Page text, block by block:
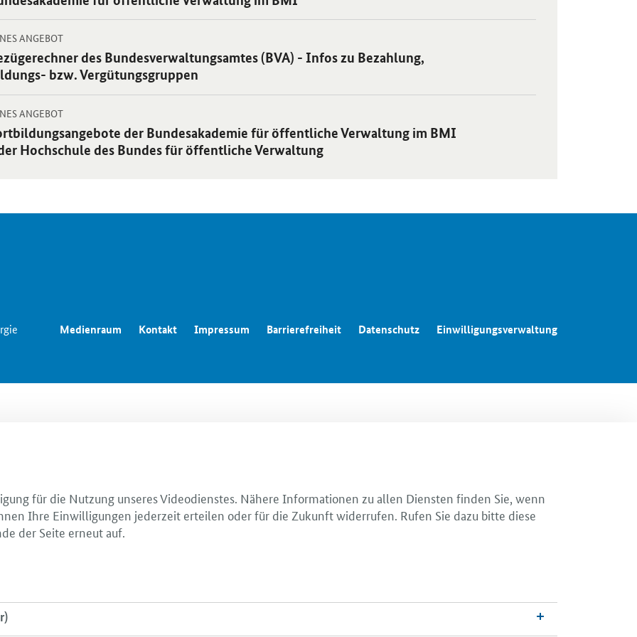
ANGEBOT-
des Bundesverwaltungsamtes (BVA) - Infos zu Bezahlung,
bzw. Vergütungsgruppen
Einzelsicht
ANGEBOT-
der Bundesakademie für öffentliche Verwaltung im BMI
Hochschule des Bundes für öffentliche Verwaltung
Einzelsicht
Medienraum Kontakt Impressum Barrierefreiheit Datenschutz Einwilligungsverwaltung
für die Nutzung unseres Videodienstes. Nähere Informationen zu allen Diensten finden Sie, wenn
Ihre Einwilligungen jederzeit erteilen oder für die Zukunft widerrufen. Rufen Sie dazu bitte diese
der Seite erneut auf.